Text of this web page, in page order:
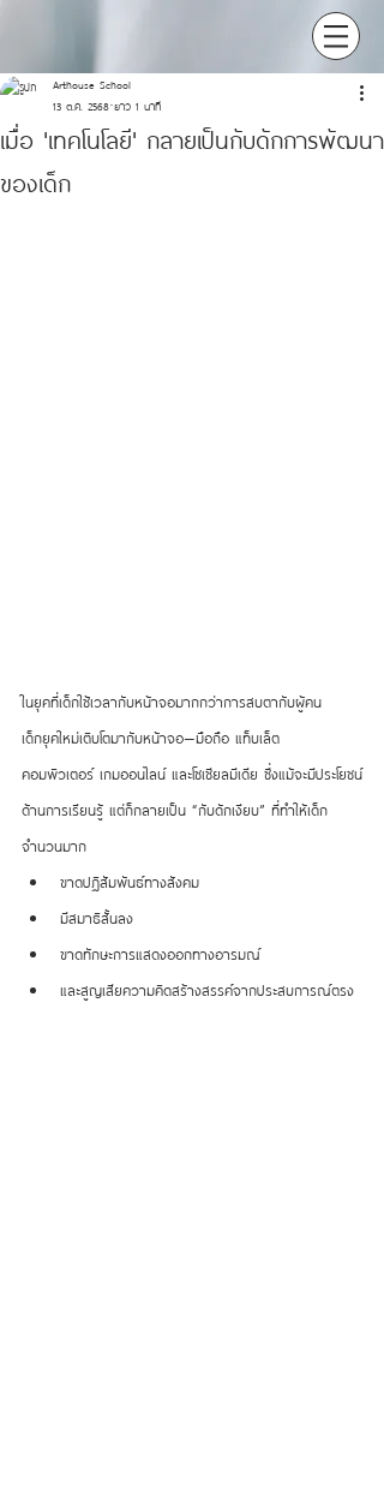
เมื่อ 'เทคโนโลยี' กลายเป็นกับดักการพัฒนา
ของเด็ก
Arthouse School
13 ต.ค. 2568 ยาว 1 นาที
ในยุคที่เด็กใช้เวลากับหน้าจอมากกว่าการสบตากับผู้คน
เด็กยุคใหม่เติบโตมากับหน้าจอ—มือถือ แท็บเล็ต
คอมพิวเตอร์ เกมออนไลน์ และโซเชียลมีเดีย ซึ่งแม้จะมีประโยชน์
ด้านการเรียนรู้ แต่ก็กลายเป็น “กับดักเงียบ” ที่ทำให้เด็ก
จำนวนมาก
ขาดปฏิสัมพันธ์ทางสังคม
มีสมาธิสั้นลง
ขาดทักษะการแสดงออกทางอารมณ์
และสูญเสียความคิดสร้างสรรค์จากประสบการณ์ตรง